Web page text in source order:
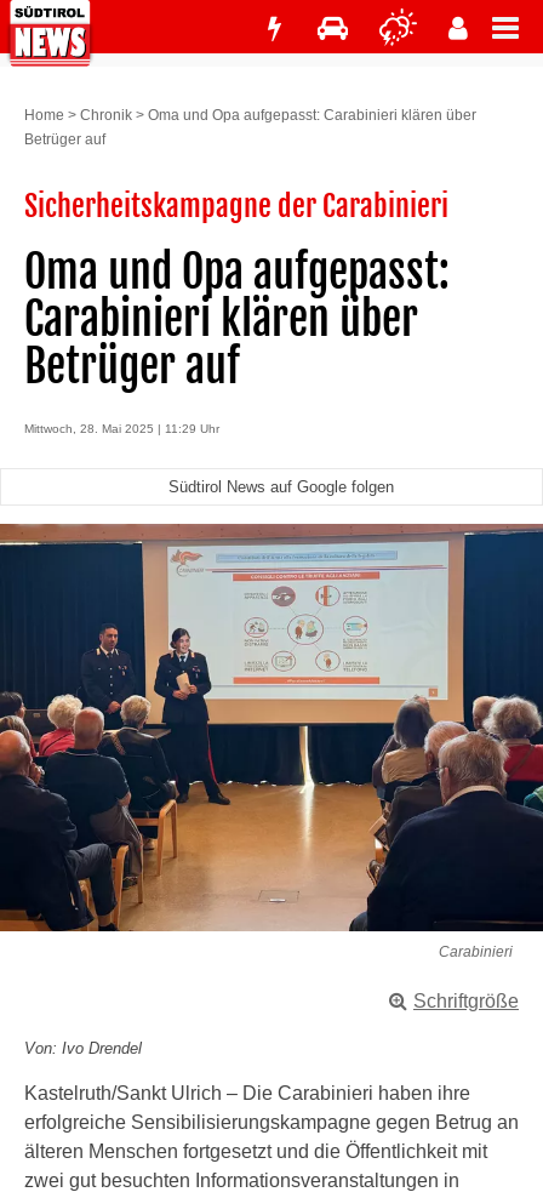
Home > Chronik > Oma und Opa aufgepasst: Carabinieri klären über
Betrüger auf
Sicherheitskampagne der Carabinieri
Oma und Opa aufgepasst:
Carabinieri klären über
Betrüger auf
Mittwoch, 28. Mai 2025 | 11:29 Uhr
Südtirol News auf Google folgen
Carabinieri
Schriftgröße
Von: Ivo Drendel
Kastelruth/Sankt Ulrich – Die Carabinieri haben ihre
erfolgreiche Sensibilisierungskampagne gegen Betrug an
älteren Menschen fortgesetzt und die Öffentlichkeit mit
zwei gut besuchten Informationsveranstaltungen in